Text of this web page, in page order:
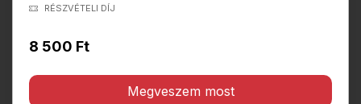
RÉSZVÉTELI DÍJ
8 500 Ft
Megveszem most